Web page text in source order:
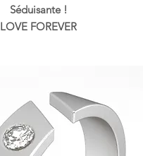
Séduisante !
LOVE FOREVER